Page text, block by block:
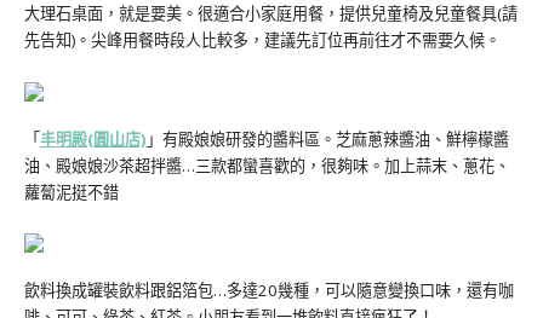
大理石桌面，就是要美。很適合小家庭用餐，提供兒童椅及兒童餐具(請
先告知)。尖峰用餐時段人比較多，建議先訂位再前往才不需要久候。
「丰明殿(圓山店) 」有殿娘娘研發的醬料區。芝麻蔥辣醬油、鮮檸檬醬
油、殿娘娘沙茶超拌醬…三款都蠻喜歡的，很夠味。加上蒜末、蔥花、
蘿蔔泥挺不錯
飲料換成罐裝飲料跟鋁箔包…多達20幾種，可以隨意變換口味，還有咖